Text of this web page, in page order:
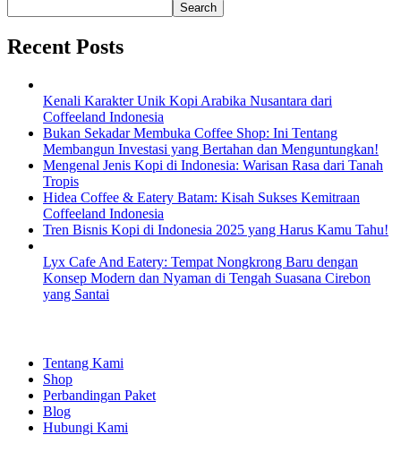
Search
Recent Posts
Kenali Karakter Unik Kopi Arabika Nusantara dari
Coffeeland Indonesia
Bukan Sekadar Membuka Coffee Shop: Ini Tentang
Membangun Investasi yang Bertahan dan Menguntungkan!
Mengenal Jenis Kopi di Indonesia: Warisan Rasa dari Tanah
Tropis
Hidea Coffee & Eatery Batam: Kisah Sukses Kemitraan
Coffeeland Indonesia
Tren Bisnis Kopi di Indonesia 2025 yang Harus Kamu Tahu!
Lyx Cafe And Eatery: Tempat Nongkrong Baru dengan
Konsep Modern dan Nyaman di Tengah Suasana Cirebon
yang Santai
Tentang Kami
Shop
Perbandingan Paket
Blog
Hubungi Kami